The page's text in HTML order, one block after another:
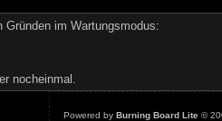
im Wartungsmodus:
nocheinmal.
Powered by Burning Board Lite©